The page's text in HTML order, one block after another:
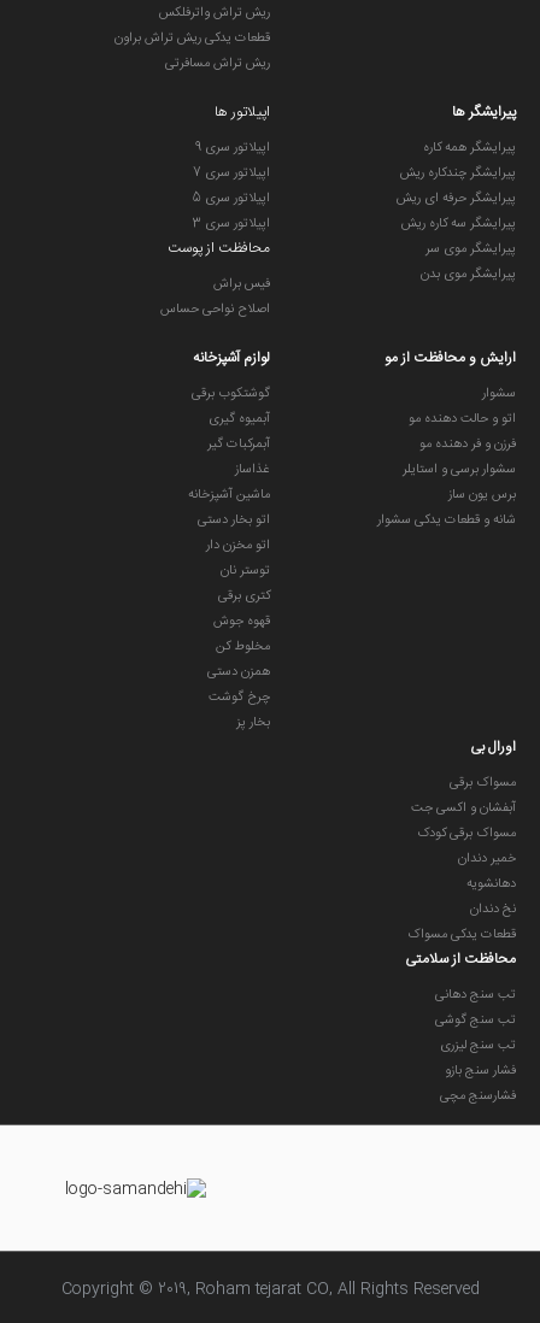
ریش تراش واترفلکس
قطعات یدکی ریش تراش براون
ریش تراش مسافرتی
پیرایشگر ها
پیرایشگر همه کاره
پیرایشگر چندکاره ریش
پیرایشگر حرفه ای ریش
پیرایشگر سه کاره ریش
پیرایشگر موی سر
پیرایشگر موی بدن
اپیلاتور ها
اپیلاتور سری 9
اپیلاتور سری 7
اپیلاتور سری 5
اپیلاتور سری 3
محافظت از پوست
فیس براش
اصلاح نواحی حساس
ارایش و محافظت از مو
سشوار
اتو و حالت دهنده مو
فرزن و فر دهنده مو
سشوار برسی و استایلر
برس یون ساز
شانه و قطعات یدکی سشوار
لوازم آشپزخانه
گوشتکوب برقی
آبمیوه گیری
آبمرکبات گیر
غذاساز
ماشین آشپزخانه
اتو بخار دستی
اتو مخزن دار
توستر نان
کتری برقی
قهوه جوش
مخلوط کن
همزن دستی
چرخ گوشت
بخار پز
اورال بی
مسواک برقی
آبفشان و اکسی جت
مسواک برقی کودک
خمیر دندان
دهانشویه
نخ دندان
قطعات یدکی مسواک
محافظت از سلامتی
تب سنج دهانی
تب سنج گوشی
تب سنج لیزری
فشار سنج بازو
فشارسنج مچی
Copyright © 2019, Roham tejarat CO, All Rights Reserved